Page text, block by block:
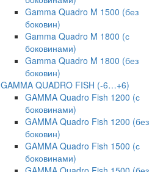
Gamma Quadro M 1500 (без
боковин)
Gamma Quadro M 1800 (с
боковинами)
Gamma Quadro M 1800 (без
боковин)
GAMMA QUADRO FISH (-6…+6)
GAMMA Quadro Fish 1200 (с
боковинами)
GAMMA Quadro Fish 1200 (без
боковин)
GAMMA Quadro Fish 1500 (с
боковинами)